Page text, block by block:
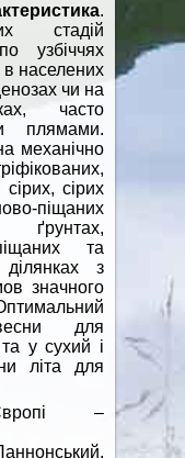
.
стадій
узбіччях
в населених
чи на
часто
плямами.
механічно
сірих
піщаних
ґрунтах,
та
з
значного
для
у сухий і
літа для
–